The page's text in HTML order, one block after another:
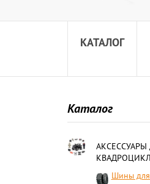
КАТАЛОГ
Каталог
АКСЕССУАРЫ
Шины